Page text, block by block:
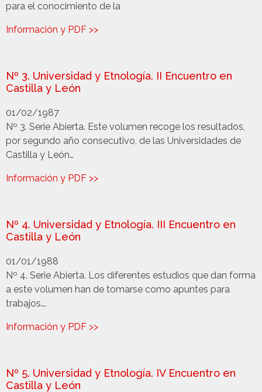
para el conocimiento de la
Información y PDF >>
Nº 3. Universidad y Etnología. II Encuentro en
Castilla y León
01/02/1987
Nº 3. Serie Abierta. Este volumen recoge los resultados,
por segundo año consecutivo, de las Universidades de
Castilla y León…
Información y PDF >>
Nº 4. Universidad y Etnología. III Encuentro en
Castilla y León
01/01/1988
Nº 4. Serie Abierta. Los diferentes estudios que dan forma
a este volumen han de tomarse como apuntes para
trabajos….
Información y PDF >>
Nº 5. Universidad y Etnología. IV Encuentro en
Castilla y León